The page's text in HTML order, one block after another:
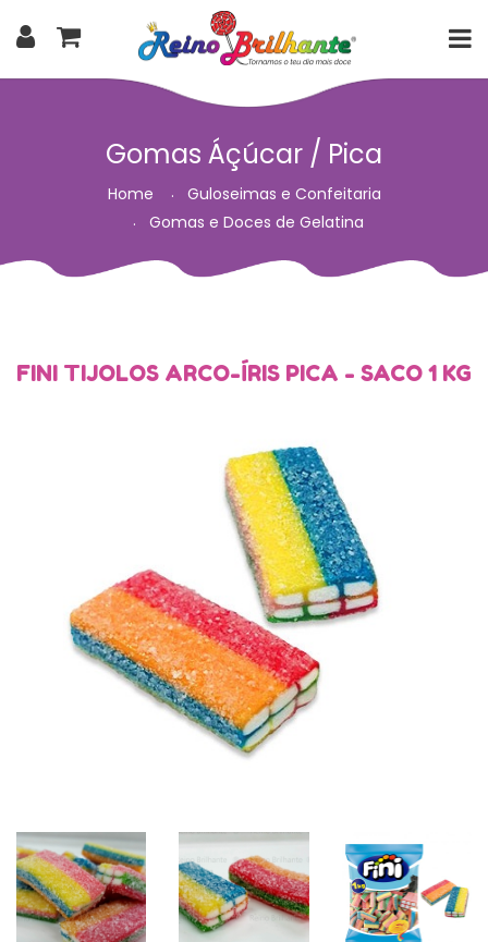
Gomas Áçúcar / Pica
Home
Guloseimas e Confeitaria
Gomas e Doces de Gelatina
FINI TIJOLOS ARCO-ÍRIS PICA - SACO 1 KG